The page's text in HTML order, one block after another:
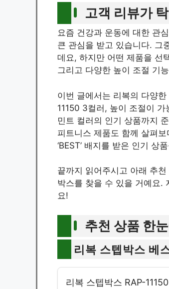
고객 리뷰가
요즘 건강과 운동에 대한 관
큰 관심을 받고 있습니다. 그
데요, 하지만 어떤 제품을 선
그리고 다양한 높이 조절 기
이번 글에서는 리복의 다양
11150 3컬러, 높이 조절이
민트 컬러의 인기 상품까지
피트니스 제품도 함께 살펴
‘BEST’ 배지를 받은 인기 상
끝까지 읽어주시고 아래 추
박스를 찾을 수 있을 거예요.
요!
추천 상품 한
리복 스텝박스 베
리복 스텝박스 RAP-11150